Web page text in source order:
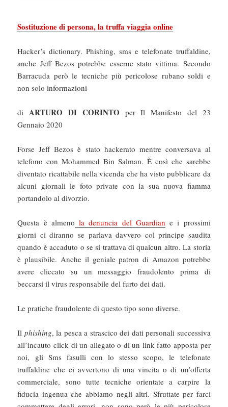
Sostituzione di persona, la truffa viaggia online
Hacker’s dictionary. Phishing, sms e telefonate truffaldine,
anche Jeff Bezos potrebbe esserne stato vittima. Secondo
Barracuda però le tecniche più pericolose rubano soldi e
non solo informazioni
diARTURO DI CORINTO per Il Manifesto del 23
Gennaio 2020
Forse Jeff Bezos è stato hackerato mentre conversava al
telefono con Mohammed Bin Salman. È così che sarebbe
diventato ricattabile nella vicenda che ha visto pubblicare da
alcuni giornali le foto private con la sua nuova fiamma
portandolo al divorzio.
Questa è almeno la denuncia del Guardian e i prossimi
giorni ci diranno se parlava davvero col principe saudita
quando è accaduto o se si trattava di qualcun altro. La storia
è plausibile. Anche il geniale patron di Amazon potrebbe
avere cliccato su un messaggio fraudolento prima di
beccarsi il virus responsabile del furto dei dati.
Le pratiche fraudolente di questo tipo sono diverse.
Il phishing, la pesca a strascico dei dati personali successiva
all’incauto click di un allegato o di un link fatto apposta per
noi, gli Sms fasulli con lo stesso scopo, le telefonate
truffaldine che ci avvertono di una vincita o di un’offerta
commerciale, sono tutte tecniche orientate a carpire la
fiducia ingenua che abbiamo negli altri. Sfruttate per farci